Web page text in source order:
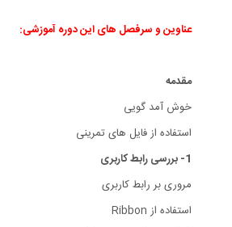
عناوین و سرفصل های این دوره آموزشی:
مقدمه
خوش آمد گویی
استفاده از فایل های تمرینی
1- بررسی رابط کاربری
مروری بر رابط کاربری
استفاده از Ribbon